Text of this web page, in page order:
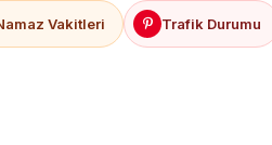
Vakitleri Trafik Durumu